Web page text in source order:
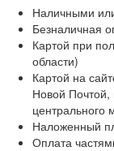
Наличными
Безналичная
Картой при
области)
Картой на
Новой Почтой,
центрального
Наложенный
Оплата